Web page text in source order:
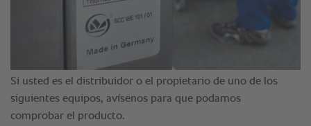
Si usted es el distribuidor o el propietario de uno de los
siguientes equipos, avísenos para que podamos
comprobar el producto.